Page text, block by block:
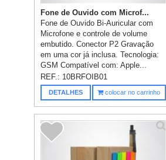
Fone de Ouvido com Microf...
Fone de Ouvido Bi-Auricular com
Microfone e controle de volume
embutido. Conector P2 Gravação
em uma cor já inclusa. Tecnologia:
GSM Compatível com: Apple...
REF.: 10BRFOIB01
DETALHES colocar no carrinho